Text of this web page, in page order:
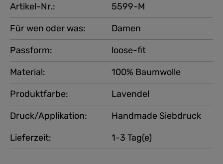
Artikel-Nr.:
5599-M
Für wen oder was:
Damen
Produktfarbe:
Lavendel
Druck/Applikation:
Handmade Siebdruck
Passform:
loose-fit
Material:
100% Baumwolle
Lieferzeit: 1-3 Tag(e)